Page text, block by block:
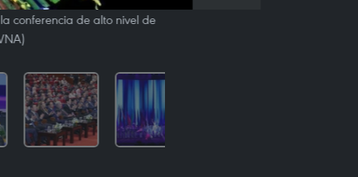
conferencia de alto nivel de